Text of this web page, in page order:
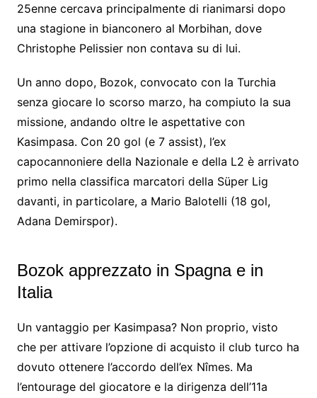
25enne cercava principalmente di rianimarsi dopo
una stagione in bianconero al Morbihan, dove
Christophe Pelissier non contava su di lui.
Un anno dopo, Bozok, convocato con la Turchia
senza giocare lo scorso marzo, ha compiuto la sua
missione, andando oltre le aspettative con
Kasimpasa. Con 20 gol (e 7 assist), l’ex
capocannoniere della Nazionale e della L2 è arrivato
primo nella classifica marcatori della Süper Lig
davanti, in particolare, a Mario Balotelli (18 gol,
Adana Demirspor).
Bozok apprezzato in Spagna e in
Italia
Un vantaggio per Kasimpasa? Non proprio, visto
che per attivare l’opzione di acquisto il club turco ha
dovuto ottenere l’accordo dell’ex Nîmes. Ma
l’entourage del giocatore e la dirigenza dell’11a